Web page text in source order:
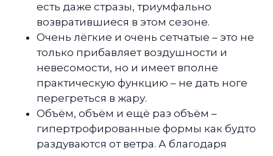
есть даже стразы, триумфально
возвратившиеся в этом сезоне.
Очень лёгкие и очень сетчатые – это не
только прибавляет воздушности и
невесомости, но и имеет вполне
практическую функцию – не дать ноге
перегреться в жару.
Объём, объём и ещё раз объём –
гипертрофированные формы как будто
раздуваются от ветра. А благодаря